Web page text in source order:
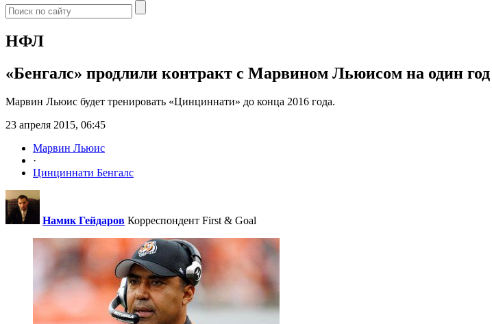
НФЛ
«Бенгалс» продлили контракт с Марвином Льюисом на один год
Марвин Льюис будет тренировать «Цинциннати» до конца 2016 года.
23 апреля 2015, 06:45
Марвин Льюис
·
Цинциннати Бенгалс
Намик Гейдаров Корреспондент First & Goal